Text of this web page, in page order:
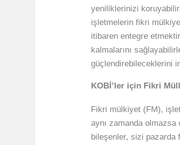
yeniliklerinizi
işletmelerin fikri
itibaren entegre
kalmalarını
güçlendirebileceklerini
KOBİ’ler için Fikri
Fikri mülkiyet (FM),
aynı zamanda
bileşenler, sizi pazarda